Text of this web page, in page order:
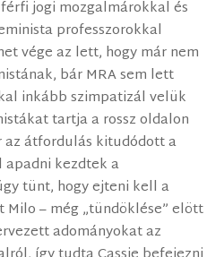
jogi mozgalmárokkal és
professzorokkal
vége az lett, hogy már nem
bár MRA sem lett
inkább szimpatizál velük
tartja a rossz oldalon
az átfordulás kitudódott a
kezdtek a
tünt, hogy ejteni kell a
– még „tündöklése” elött
adományokat az